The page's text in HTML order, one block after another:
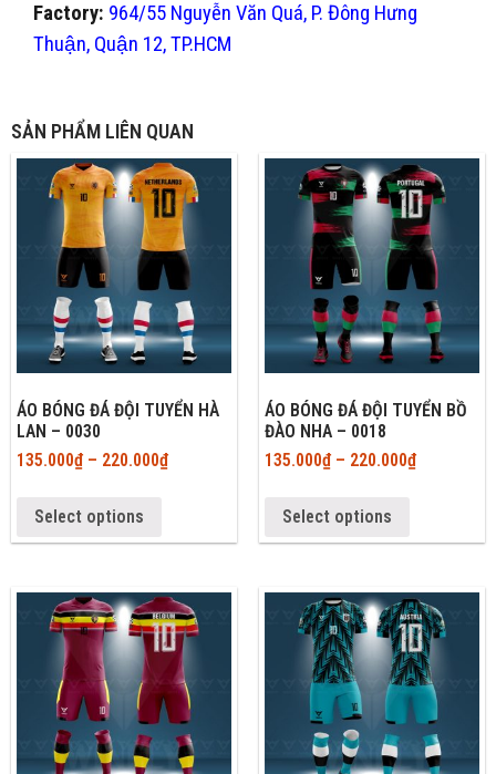
Factory: 964/55 Nguyễn Văn Quá, P. Đông Hưng
Thuận, Quận 12, TP.HCM
SẢN PHẨM LIÊN QUAN
ÁO BÓNG ĐÁ ĐỘI TUYỂN HÀ
LAN – 0030
135.000₫– 220.000₫
Select options
ÁO BÓNG ĐÁ ĐỘI TUYỂN BỒ
ĐÀO NHA – 0018
135.000₫– 220.000₫
Select options